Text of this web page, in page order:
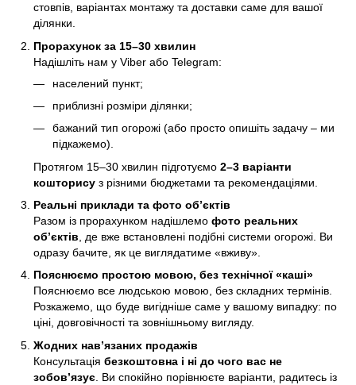
стовпів, варіантах монтажу та доставки саме для вашої
ділянки.
Прорахунок за 15–30 хвилин
Надішліть нам у Viber або Telegram:
населений пункт;
приблизні розміри ділянки;
бажаний тип огорожі (або просто опишіть задачу – ми
підкажемо).
Протягом 15–30 хвилин підготуємо 2–3 варіанти
кошторису з різними бюджетами та рекомендаціями.
Реальні приклади та фото об’єктів
Разом із прорахунком надішлемо фото реальних
об’єктів , де вже встановлені подібні системи огорожі. Ви
одразу бачите, як це виглядатиме «вживу».
Пояснюємо простою мовою, без технічної «каші»
Пояснюємо все людською мовою, без складних термінів.
Розкажемо, що буде вигідніше саме у вашому випадку: по
ціні, довговічності та зовнішньому вигляду.
Жодних нав’язаних продажів
Консультація безкоштовна і ні до чого вас не
зобов’язує . Ви спокійно порівнюєте варіанти, радитесь із